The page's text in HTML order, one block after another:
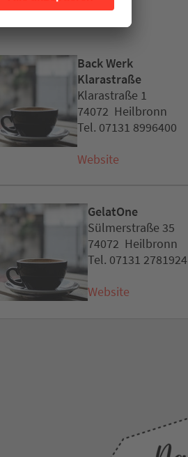
Back Werk
Klarastraße
Klarastraße 1
74072 Heilbronn
Tel. 07131 8996400
Website
GelatOne
Sülmerstraße 35
74072 Heilbronn
Tel. 07131 2781924
Website